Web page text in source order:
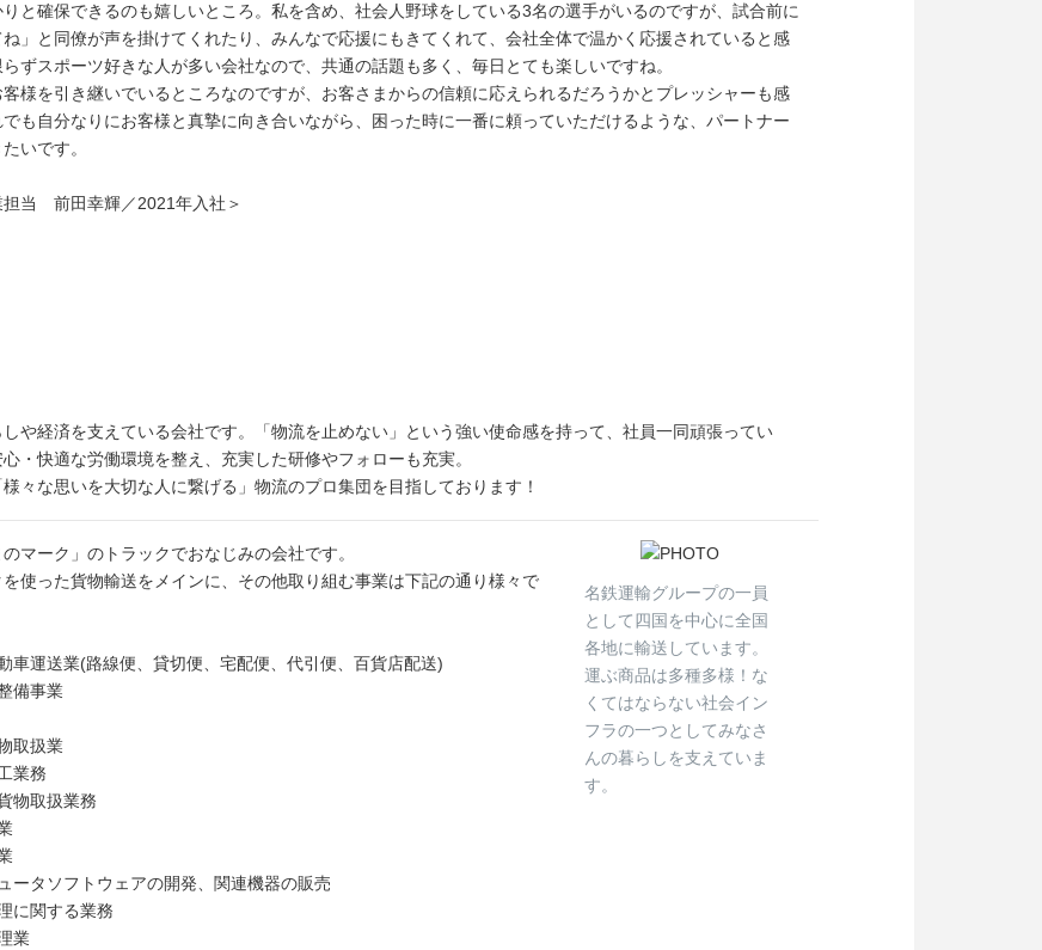
と確保できるのも嬉しいところ。私を含め、社会人野球をしている3名の選手がいるのですが、試合前に
」と同僚が声を掛けてくれたり、みんなで応援にもきてくれて、会社全体で温かく応援されていると感
ずスポーツ好きな人が多い会社なので、共通の話題も多く、毎日とても楽しいですね。
様を引き継いでいるところなのですが、お客さまからの信頼に応えられるだろうかとプレッシャーも感
でも自分なりにお客様と真摯に向き合いながら、困った時に一番に頼っていただけるような、パートナー
いです。
担当 前田幸輝／2021年入社＞
や経済を支えている会社です。「物流を止めない」という強い使命感を持って、社員一同頑張ってい
心・快適な労働環境を整え、充実した研修やフォローも充実。
々な思いを大切な人に繋げる」物流のプロ集団を目指しております！
のマーク」のトラックでおなじみの会社です。
を使った貨物輸送をメインに、その他取り組む事業は下記の通り様々で
車運送業(路線便、貸切便、宅配便、代引便、百貨店配送)
備事業
取扱業
業務
物取扱業務
ータソフトウェアの開発、関連機器の販売
に関する業務
業
名鉄運輸グループの一員
として四国を中心に全国
各地に輸送しています。
運ぶ商品は多種多様！な
くてはならない社会イン
フラの一つとしてみなさ
んの暮らしを支えていま
す。